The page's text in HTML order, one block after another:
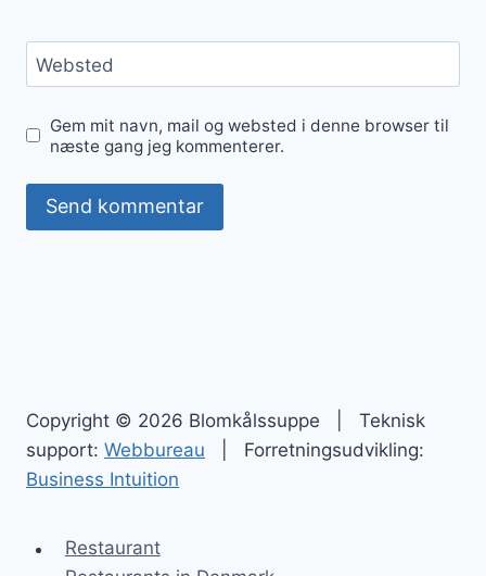
Websted
Gem mit navn, mail og websted i denne browser til
næste gang jeg kommenterer.
Copyright © 2026 Blomkålssuppe | Teknisk
support: Webbureau | Forretningsudvikling:
Business Intuition
Restaurant